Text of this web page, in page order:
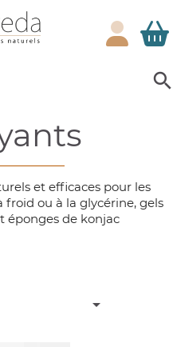
et efficaces pour les
froid ou à la glycérine, gels
éponges de konjac
